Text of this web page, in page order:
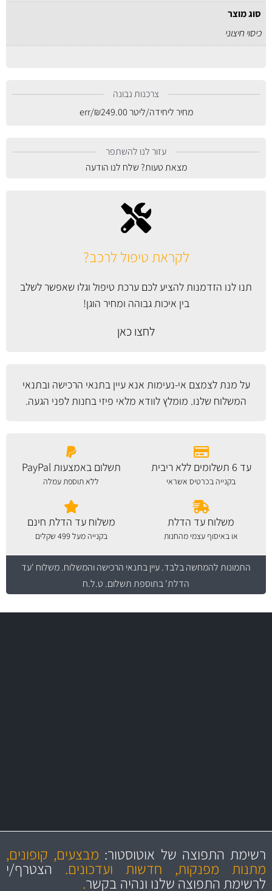
לקראת טיפול לרכב?
תנו לנו הזדמנות להציע לכם ערכת טיפול וגלו שאפשר לשלב
בין איכות גבוהה ומחיר הוגן!
לחצו כאן
על מנת לצמצם אי-נעימות אנא עייןבתנאי הרכישה ובתנאי
המשלוח שלנו. מומלץ לוודא מלאי פיזי בחנות לפני הגעה.
סוג מוצר
כיסוי חיצוני
צרכנות נבונה
מחיר ליחידה/ליטר
₪249.00
/err
עזור לנו להשתפר
מצאת טעות? שלח לנו הודעה
עד 6 תשלומים ללא ריבית
בקנייה בכרטיס אשראי
תשלום באמצעות PayPal
ללא תוספת עמלה
משלוח עד הדלת
או באיסוף עצמי מהחנות
משלוח עד הדלת חינם
בקנייה מעל 499 שקלים
התמונות להמחשה בלבד.עיין בתנאי הרכישה והמשלוח. משלוח 'עד
הדלת' בתוספת תשלום. ט.ל.ח
מקצועיות
ושירות מצויין
מחירים
הוגנים
והיצע מוצרים איכותירשימת התפוצה של אוטוסטור: מבצעים, קופונים,
מתנות מפנקות, חדשות ועדכונים.הצטרף/י
לרשימת התפוצה שלנו ונהיה בקשר.